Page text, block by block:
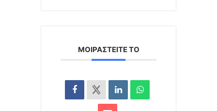
ΜΟΙΡΑΣΤΕΊΤΕ ΤΟ